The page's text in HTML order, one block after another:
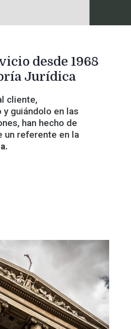
desde 1968
Jurídica
cliente,
y guiándolo en las
han hecho de
un referente en la